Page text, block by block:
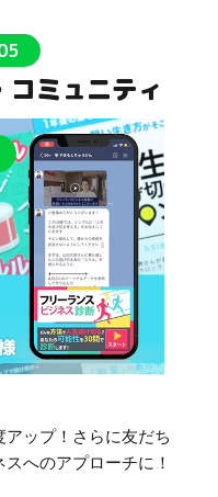
コミュニティ
ップ！さらに友だち
へのアプローチに！